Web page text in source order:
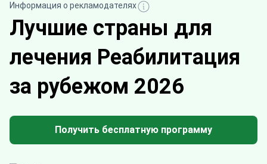
Информация о рекламодателях
Лучшие страны для
лечения Реабилитация
за рубежом 2026
Получить бесплатную программу